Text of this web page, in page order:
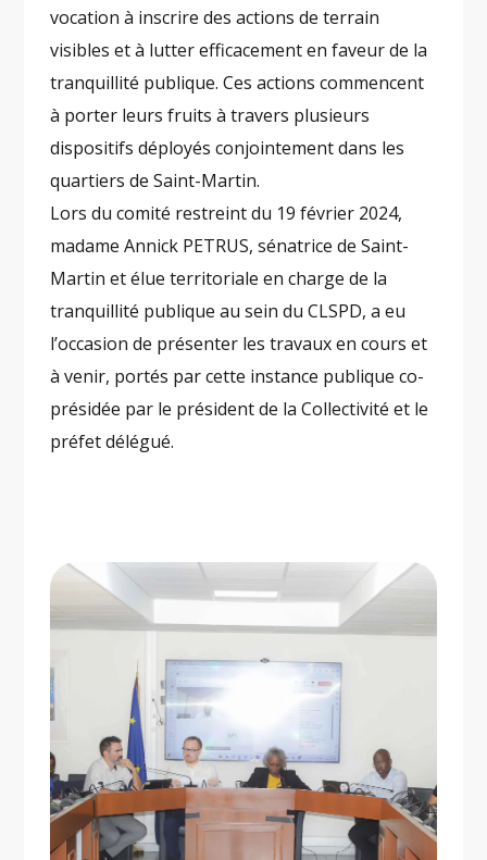
vocation à inscrire des actions de terrain
visibles et à lutter efficacement en faveur de la
tranquillité publique. Ces actions commencent
à porter leurs fruits à travers plusieurs
dispositifs déployés conjointement dans les
quartiers de Saint-Martin.
Lors du comité restreint du 19 février 2024,
madame Annick PETRUS, sénatrice de Saint-
Martin et élue territoriale en charge de la
tranquillité publique au sein du CLSPD, a eu
l’occasion de présenter les travaux en cours et
à venir, portés par cette instance publique co-
présidée par le président de la Collectivité et le
préfet délégué.